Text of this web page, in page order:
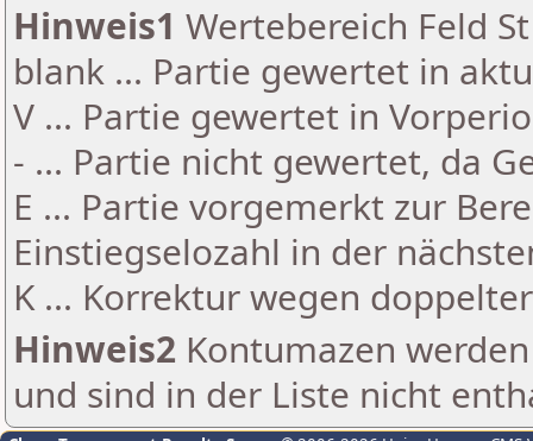
Hinweis1 Wertebereich Feld
blank ... Partie gewertet in
V ... Partie gewertet in
- ... Partie nicht gewertet, da
E ... Partie vorgemerkt zur
Einstiegselozahl in der
K ... Korrektur wegen
Hinweis2 Kontumazen
und sind in der Liste nicht